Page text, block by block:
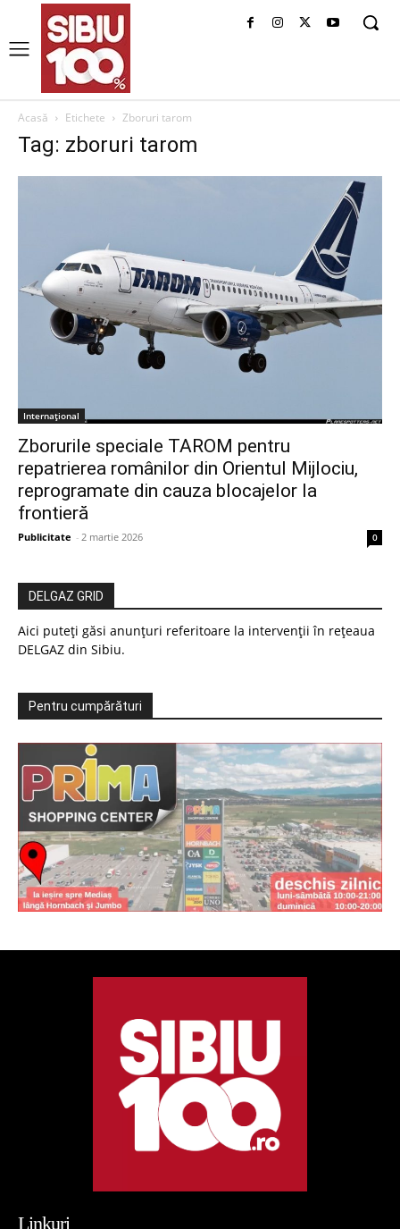
Acasă Etichete Zboruri tarom
Tag: zboruri tarom
Internațional
Zborurile speciale TAROM pentru
repatrierea românilor din Orientul Mijlociu,
reprogramate din cauza blocajelor la
frontieră
Publicitate - 2 martie 2026 0
DELGAZ GRID
Aici puteți găsi anunțuri referitoare la intervenții în rețeaua
DELGAZ din Sibiu.
Pentru cumpărături
Linkuri